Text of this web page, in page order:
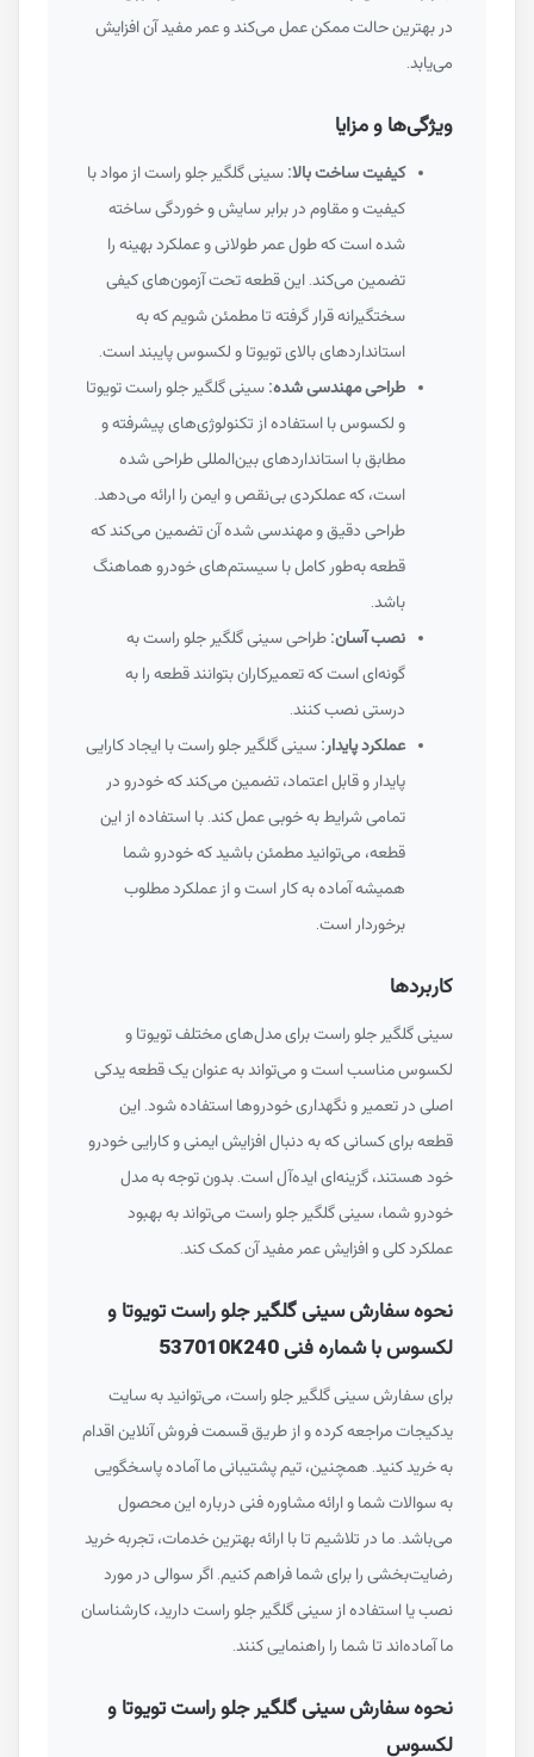
در بهترین حالت ممکن عمل می‌کند و عمر مفید آن افزایش
می‌یابد.
ویژگی‌ها و مزایا
کیفیت ساخت بالا:سینی گلگیر جلو راست از مواد با
کیفیت و مقاوم در برابر سایش و خوردگی ساخته
شده است که طول عمر طولانی و عملکرد بهینه را
تضمین می‌کند. این قطعه تحت آزمون‌های کیفی
سختگیرانه قرار گرفته تا مطمئن شویم که به
استانداردهای بالای تویوتا و لکسوس پایبند است.
طراحی مهندسی شده:سینی گلگیر جلو راست تویوتا
و لکسوس با استفاده از تکنولوژی‌های پیشرفته و
مطابق با استانداردهای بین‌المللی طراحی شده
است، که عملکردی بی‌نقص و ایمن را ارائه می‌دهد.
طراحی دقیق و مهندسی شده آن تضمین می‌کند که
قطعه به‌طور کامل با سیستم‌های خودرو هماهنگ
باشد.
نصب آسان:طراحی سینی گلگیر جلو راست به
گونه‌ای است که تعمیرکاران بتوانند قطعه را به
درستی نصب کنند.
عملکرد پایدار:سینی گلگیر جلو راست با ایجاد کارایی
پایدار و قابل اعتماد، تضمین می‌کند که خودرو در
تمامی شرایط به خوبی عمل کند. با استفاده از این
قطعه، می‌توانید مطمئن باشید که خودرو شما
همیشه آماده به کار است و از عملکرد مطلوب
برخوردار است.
کاربردها
سینی گلگیر جلو راست برای مدل‌های مختلف تویوتا و
لکسوس مناسب است و می‌تواند به عنوان یک قطعه یدکی
اصلی در تعمیر و نگهداری خودروها استفاده شود. این
قطعه برای کسانی که به دنبال افزایش ایمنی و کارایی خودرو
خود هستند، گزینه‌ای ایده‌آل است. بدون توجه به مدل
خودرو شما، سینی گلگیر جلو راست می‌تواند به بهبود
عملکرد کلی و افزایش عمر مفید آن کمک کند.
نحوه سفارش سینی گلگیر جلو راست تویوتا و
لکسوس با شماره فنی 537010K240
برای سفارش سینی گلگیر جلو راست، می‌توانید به سایت
یدکیجات مراجعه کرده و از طریق قسمت فروش آنلاین اقدام
به خرید کنید. همچنین، تیم پشتیبانی ما آماده پاسخگویی
به سوالات شما و ارائه مشاوره فنی درباره این محصول
می‌باشد. ما در تلاشیم تا با ارائه بهترین خدمات، تجربه خرید
رضایت‌بخشی را برای شما فراهم کنیم. اگر سوالی در مورد
نصب یا استفاده از سینی گلگیر جلو راست دارید، کارشناسان
ما آماده‌اند تا شما را راهنمایی کنند.
نحوه سفارش سینی گلگیر جلو راست تویوتا و
لکسوس